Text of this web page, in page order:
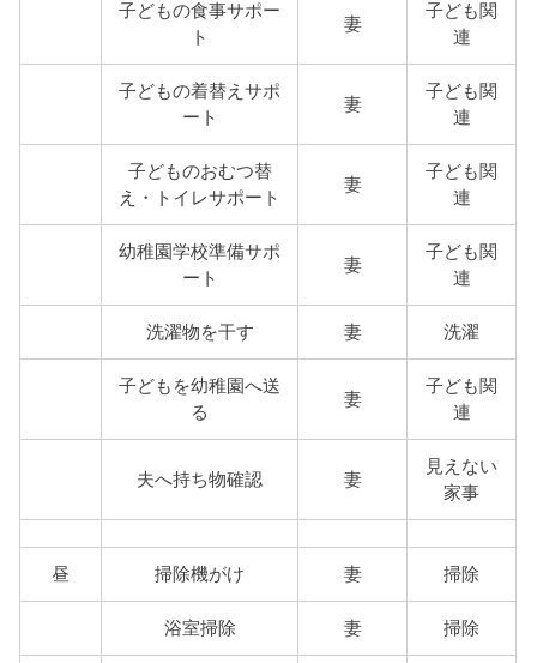
子どもの食事サポー
ト
妻
子ども関
連
子どもの着替えサポ
ート
妻
子ども関
連
子どものおむつ替
え・トイレサポート
妻
子ども関
連
幼稚園学校準備サポ
ート
妻
子ども関
連
洗濯物を干す 妻 洗濯
子どもを幼稚園へ送
る
妻
子ども関
連
夫へ持ち物確認 妻
見えない
家事
昼 掃除機がけ 妻 掃除
浴室掃除 妻 掃除